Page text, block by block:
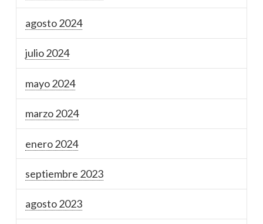
agosto 2024
julio 2024
mayo 2024
marzo 2024
enero 2024
septiembre 2023
agosto 2023